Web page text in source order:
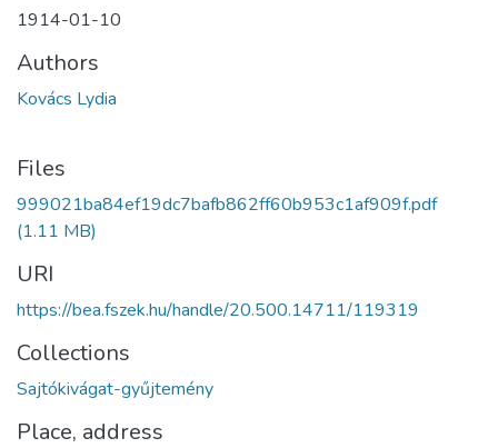
1914-01-10
Authors
Kovács Lydia
Files
999021ba84ef19dc7bafb862ff60b953c1af909f.pdf
(1.11 MB)
URI
https://bea.fszek.hu/handle/20.500.14711/119319
Collections
Sajtókivágat-gyűjtemény
Place, address